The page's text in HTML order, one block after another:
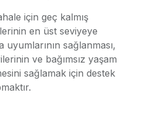
için geç kalmış
en üst seviyeye
uyumlarının sağlanması,
ve bağımsız yaşam
sağlamak için destek